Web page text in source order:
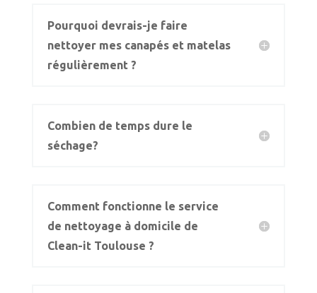
Pourquoi devrais-je faire
nettoyer mes canapés et matelas
régulièrement ?
Combien de temps dure le
séchage?
Comment fonctionne le service
de nettoyage à domicile de
Clean-it Toulouse ?